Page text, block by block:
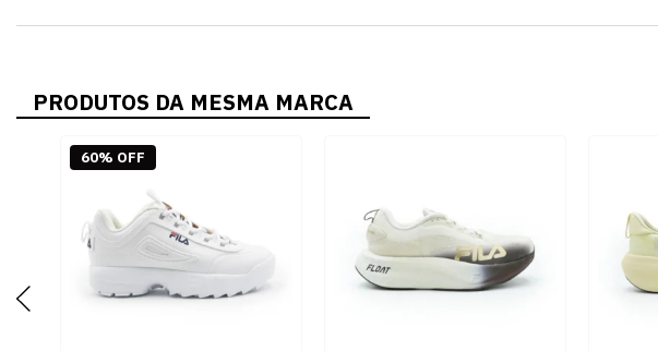
PRODUTOS DA MESMA MARCA
60% OFF